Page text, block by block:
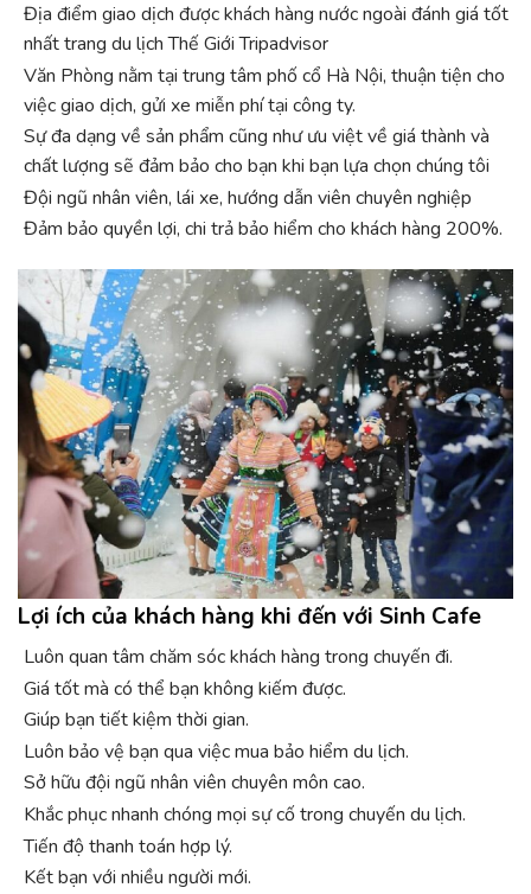
Địa điểm giao dịch được khách hàng nước ngoài đánh giá tốt
nhất trang du lịch Thế Giới Tripadvisor
Văn Phòng nằm tại trung tâm phố cổ Hà Nội, thuận tiện cho
việc giao dịch, gửi xe miễn phí tại công ty.
Sự đa dạng về sản phẩm cũng như ưu việt về giá thành và
chất lượng sẽ đảm bảo cho bạn khi bạn lựa chọn chúng tôi
Đội ngũ nhân viên, lái xe, hướng dẫn viên chuyên nghiệp
Đảm bảo quyền lợi, chi trả bảo hiểm cho khách hàng 200%.
Lợi ích của khách hàng khi đến với Sinh Cafe
Luôn quan tâm chăm sóc khách hàng trong chuyến đi.
Giá tốt mà có thể bạn không kiếm được.
Giúp bạn tiết kiệm thời gian.
Luôn bảo vệ bạn qua việc mua bảo hiểm du lịch.
Sở hữu đội ngũ nhân viên chuyên môn cao.
Khắc phục nhanh chóng mọi sự cố trong chuyến du lịch.
Tiến độ thanh toán hợp lý.
Kết bạn với nhiều người mới.